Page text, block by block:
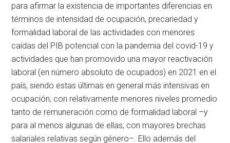
para afirmar la existencia de importantes diferencias en
términos de intensidad de ocupación, precariedad y
formalidad laboral de las actividades con menores
caídas del PIB potencial con la pandemia del covid-19 y
actividades que han promovido una mayor reactivación
laboral (en número absoluto de ocupados) en 2021 en el
país, siendo estas últimas en general más intensivas en
ocupación, con relativamente menores niveles promedio
tanto de remuneración como de formalidad laboral –y
para al menos algunas de ellas, con mayores brechas
salariales relativas según género–. Ello además del